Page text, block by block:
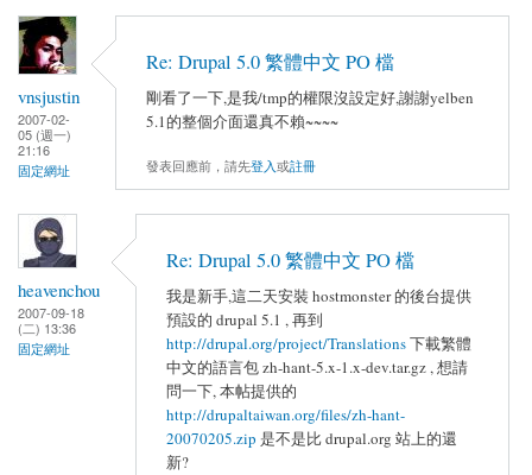
vnsjustin
2007-02-
05 (週一)
21:16
固定網址
Re: Drupal 5.0 繁體中文 PO 檔
剛看了一下,是我/tmp的權限沒設定好,謝謝yelben
5.1的整個介面還真不賴~~~~
發表回應前，請先登入或註冊
heavenchou
2007-09-18
(二) 13:36
固定網址
Re: Drupal 5.0 繁體中文 PO 檔
我是新手,這二天安裝 hostmonster 的後台提供
預設的 drupal 5.1 , 再到
http://drupal.org/project/Translations下載繁體
中文的語言包 zh-hant-5.x-1.x-dev.tar.gz , 想請
問一下, 本帖提供的
http://drupaltaiwan.org/files/zh-hant-
20070205.zip 是不是比 drupal.org 站上的還
新?